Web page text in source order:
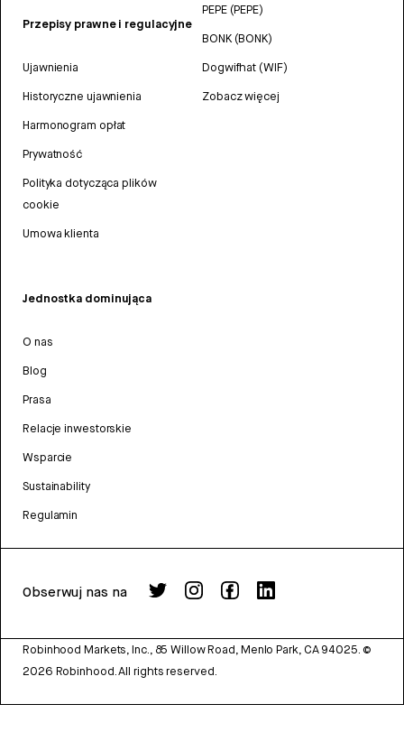
Przepisy prawne i regulacyjne
Ujawnienia
Historyczne ujawnienia
Harmonogram opłat
Prywatność
Polityka dotycząca plików
cookie
Umowa klienta
PEPE (PEPE)
BONK (BONK)
Dogwifhat (WIF)
Zobacz więcej
Jednostka dominująca
O nas
Blog
Prasa
Relacje inwestorskie
Wsparcie
Sustainability
Regulamin
Obserwuj nas na
Robinhood Markets, Inc., 85 Willow Road, Menlo Park, CA 94025. ©
2026 Robinhood. All rights reserved.